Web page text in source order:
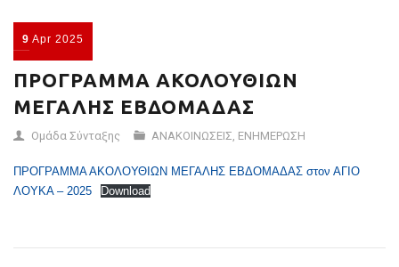
9 Apr 2025
ΠΡΟΓΡΑΜΜΑ ΑΚΟΛΟΥΘΙΩΝ
ΜΕΓΑΛΗΣ ΕΒΔΟΜΑΔΑΣ
Ομάδα Σύνταξης ΑΝΑΚΟΙΝΩΣΕΙΣ, ΕΝΗΜΕΡΩΣΗ
ΠΡΟΓΡΑΜΜΑ ΑΚΟΛΟΥΘΙΩΝ ΜΕΓΑΛΗΣ ΕΒΔΟΜΑΔΑΣ στον ΑΓΙΟ
ΛΟΥΚΑ – 2025
Download